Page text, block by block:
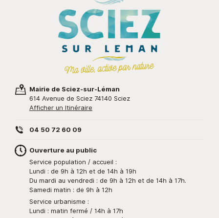
Mairie de Sciez-sur-Léman
614 Avenue de Sciez 74140 Sciez
Afficher un Itinéraire
04 50 72 60 09
Ouverture au public
Service population / accueil :
Lundi : de 9h à 12h et de 14h à 19h
Du mardi au vendredi : de 9h à 12h et de 14h à 17h.
Samedi matin : de 9h à 12h
Service urbanisme :
Lundi : matin fermé / 14h à 17h